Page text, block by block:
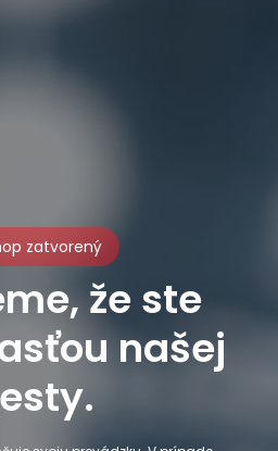
zatvorený
že ste
našej